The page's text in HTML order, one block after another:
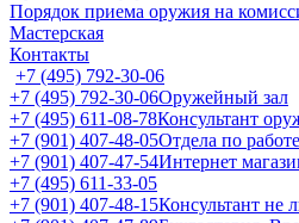
Порядок приема оружия на
Мастерская
Контакты
+7 (495) 792-30-06
+7 (495) 792-30-06Оружейный зал
+7 (495) 611-08-78Консультант
+7 (901) 407-48-05Отдела по
+7 (901) 407-47-54Интернет
+7 (495) 611-33-05
+7 (901) 407-48-15Консультант не